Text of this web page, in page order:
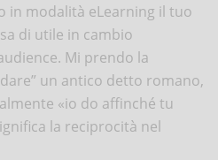
in modalità eLearning il tuo
di utile in cambio
Mi prendo la
un antico detto romano,
«io do affinché tu
la reciprocità nel